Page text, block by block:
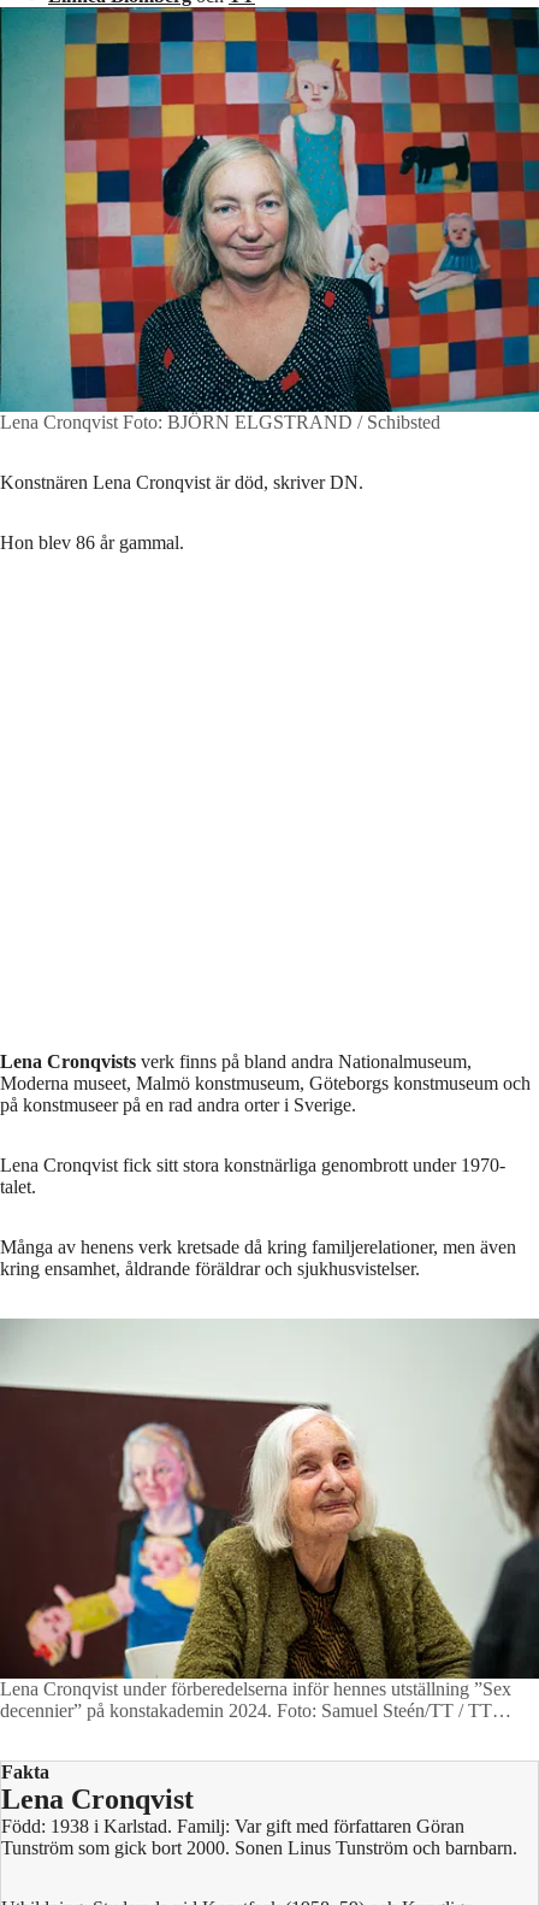
Lena Cronqvist Foto: BJÖRN ELGSTRAND / Schibsted
Konstnären Lena Cronqvist är död, skriver DN.
Hon blev 86 år gammal.
Lena Cronqvists verk finns på bland andra Nationalmuseum,
Moderna museet, Malmö konstmuseum, Göteborgs konstmuseum och
på konstmuseer på en rad andra orter i Sverige.
Lena Cronqvist fick sitt stora konstnärliga genombrott under 1970-
talet.
Många av henens verk kretsade då kring familjerelationer, men även
kring ensamhet, åldrande föräldrar och sjukhusvistelser.
Lena Cronqvist under förberedelserna inför hennes utställning ”Sex
decennier” på konstakademin 2024. Foto: Samuel Steén/TT / TT
Fakta
Lena Cronqvist
Född: 1938 i Karlstad. Familj: Var gift med författaren Göran
Tunström som gick bort 2000. Sonen Linus Tunström och barnbarn.